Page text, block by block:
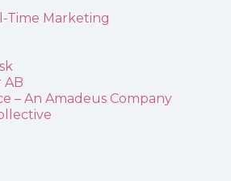
Time Marketing
AB
– An Amadeus Company